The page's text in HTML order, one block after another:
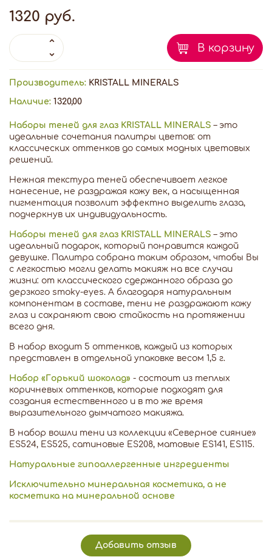
1320 руб.
В корзину
Производитель: KRISTALL MINERALS
Наличие: 1320,00
Наборы теней для глаз KRISTALL MINERALS– это
идеальные сочетания палитры цветов: от
классических оттенков до самых модных цветовых
решений.
Нежная текстура теней обеспечивает легкое
нанесение, не раздражая кожу век, а насыщенная
пигментация позволит эффектно выделить глаза,
подчеркнув их индивидуальность.
Наборы теней для глаз KRISTALL MINERALS– это
идеальный подарок, который понравится каждой
девушке. Палитра собрана таким образом, чтобы Вы
с легкостью могли делать макияж на все случаи
жизни: от классического сдержанного образа до
дерзкого smoky-eyes. А благодаря натуральным
компонентам в составе, тени не раздражают кожу
глаз и сохраняют свою стойкость на протяжении
всего дня.
В набор входит 5 оттенков, каждый из которых
представлен в отдельной упаковке весом 1,5 г.
Набор «Горький шоколад» - состоит из теплых
коричневых оттенков, которые подходят для
создания естественного и в то же время
выразительного дымчатого макияжа.
В набор вошли тени из коллекции «Северное сияние»
ES524, ES525, сатиновые ES208, матовые ES141, ES115.
Натуральные гипоаллергенные ингредиенты
Исключительно минеральная косметика, а не
косметика на минеральной основе
Добавить отзыв